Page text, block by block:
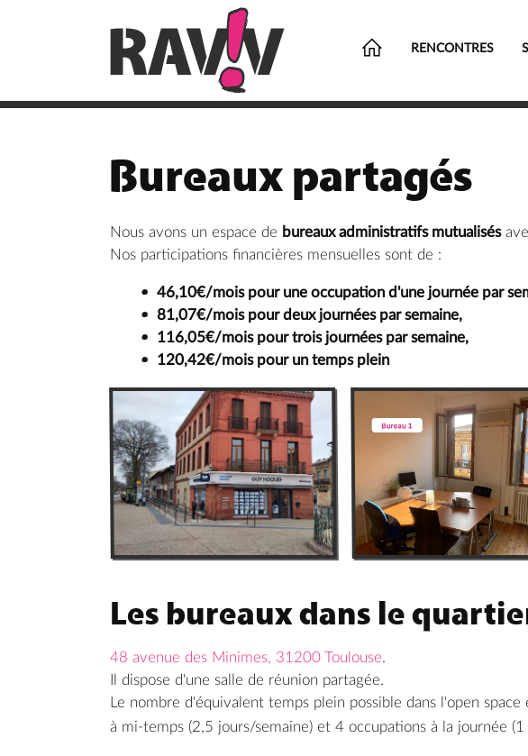
 RENCONTRES
Bureaux partagés
Nous avons un espace de bureaux administratifs mutualisés
Nos participations financières mensuelles sont de :
46,10€/mois pour une occupation d'une journée par
81,07€/mois pour deux journées par semaine,
116,05€/mois pour trois journées par semaine,
120,42€/mois pour un temps plein
Les bureaux dans le
48 avenue des Minimes, 31200 Toulouse.
Il dispose d'une salle de réunion partagée.
Le nombre d'équivalent temps plein possible dans l'open
à mi-temps (2,5 jours/semaine) et 4 occupations à la journée